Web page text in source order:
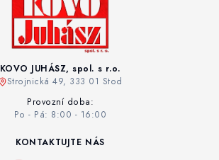
KOVO JUHÁSZ, spol. s r.o.
Strojnická 49, 333 01 Stod
Provozní doba:
Po - Pá: 8:00 - 16:00
KONTAKTUJTE NÁS